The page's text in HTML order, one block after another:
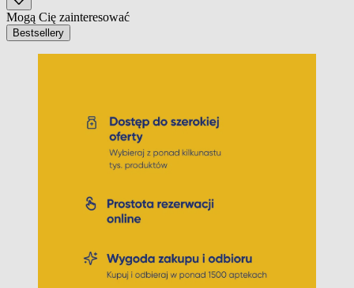
Mogą Cię zainteresować
Bestsellery